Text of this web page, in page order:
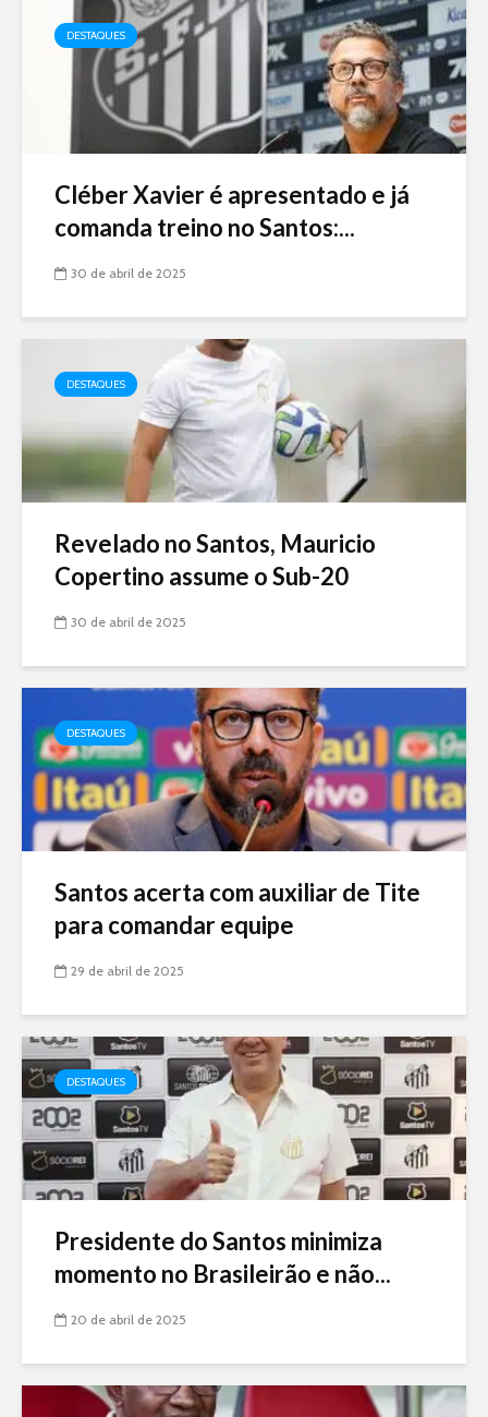
DESTAQUES
Cléber Xavier é apresentado e já
comanda treino no Santos:...
30 de abril de 2025
DESTAQUES
Revelado no Santos, Mauricio
Copertino assume o Sub-20
30 de abril de 2025
DESTAQUES
Santos acerta com auxiliar de Tite
para comandar equipe
29 de abril de 2025
DESTAQUES
Presidente do Santos minimiza
momento no Brasileirão e não...
20 de abril de 2025